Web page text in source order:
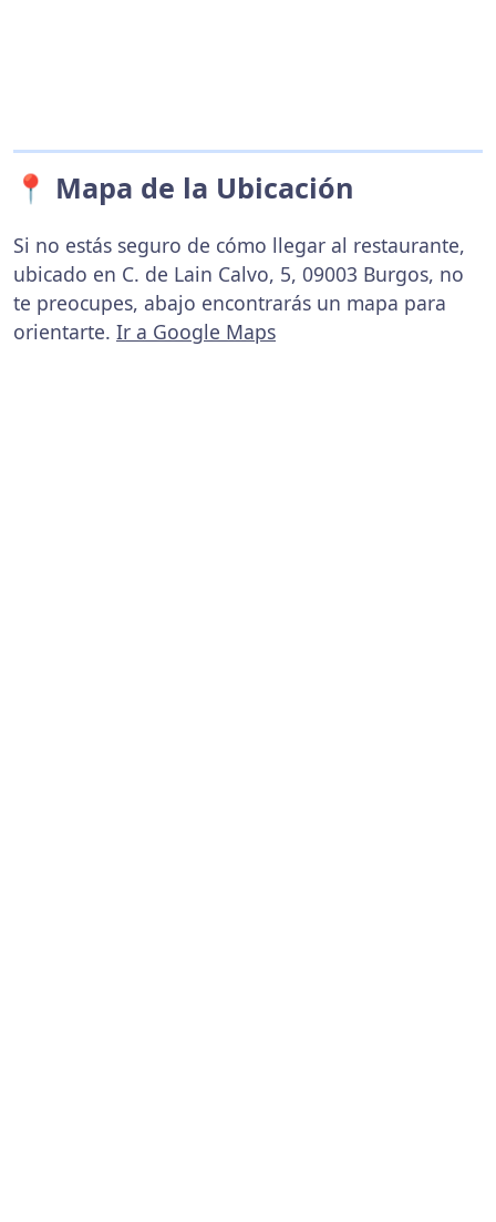
📍 Mapa de la Ubicación
Si no estás seguro de cómo llegar al restaurante,
ubicado en C. de Lain Calvo, 5, 09003 Burgos, no
te preocupes, abajo encontrarás un mapa para
orientarte. Ir a Google Maps